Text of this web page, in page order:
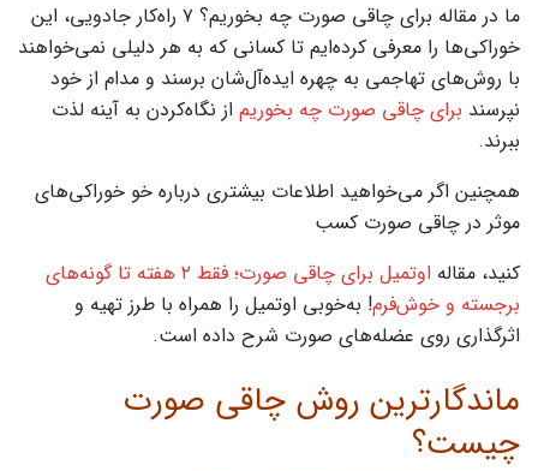
ما در مقاله برای چاقی صورت چه بخوریم؟ ۷ راه‌کار جادویی، این
خوراکی‌ها را معرفی کرده‌ایم تا کسانی که به هر دلیلی نمی‌خواهند
با روش‌های تهاجمی به چهره ایده‌آل‌شان برسند و مدام از خود
نپرسند برای چاقی صورت چه بخوریم از نگاه‌کردن به آینه لذت
ببرند.
همچنین اگر می‌خواهید اطلاعات بیشتری درباره خو خوراکی‌های
موثر در چاقی صورت کسب
کنید، مقاله
اوتمیل برای چاقی صورت؛ فقط ۲ هفته تا گونه‌های
برجسته و خوش‌فرم! به‌خوبی اوتمیل را همراه با طرز تهیه و
اثرگذاری روی عضله‌های صورت شرح داده است.
ماندگارترین روش چاقی صورت
چیست؟